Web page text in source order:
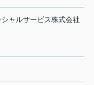
ャルサービス株式会社